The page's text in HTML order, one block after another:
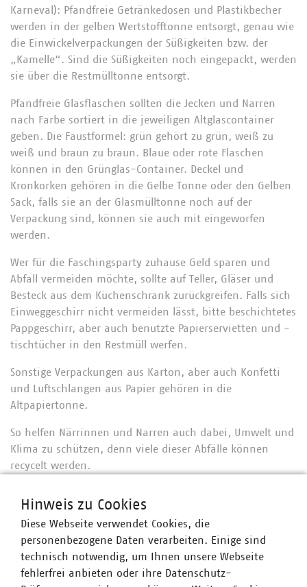
Karneval): Pfandfreie Getränkedosen und Plastikbecher
werden in der gelben Wertstofftonne entsorgt, genau wie
die Einwickelverpackungen der Süßigkeiten bzw. der
„Kamelle“. Sind die Süßigkeiten noch eingepackt, werden
sie über die Restmülltonne entsorgt.
Pfandfreie Glasflaschen sollten die Jecken und Narren
nach Farbe sortiert in die jeweiligen Altglascontainer
geben. Die Faustformel: grün gehört zu grün, weiß zu
weiß und braun zu braun. Blaue oder rote Flaschen
können in den Grünglas-Container. Deckel und
Kronkorken gehören in die Gelbe Tonne oder den Gelben
Sack, falls sie an der Glasmülltonne noch auf der
Verpackung sind, können sie auch mit eingeworfen
werden.
Wer für die Faschingsparty zuhause Geld sparen und
Abfall vermeiden möchte, sollte auf Teller, Gläser und
Besteck aus dem Küchenschrank zurückgreifen. Falls sich
Einweggeschirr nicht vermeiden lässt, bitte beschichtetes
Pappgeschirr, aber auch benutzte Papierservietten und -
tischtücher in den Restmüll werfen.
Sonstige Verpackungen aus Karton, aber auch Konfetti
und Luftschlangen aus Papier gehören in die
Altpapiertonne.
So helfen Närrinnen und Narren auch dabei, Umwelt und
Klima zu schützen, denn viele dieser Abfälle können
recycelt werden.
Ansprechpartner
Hinweis zu Cookies
Diese Webseite verwendet Cookies, die
personenbezogene Daten verarbeiten. Einige sind
technisch notwendig, um Ihnen unsere Webseite
fehlerfrei anbieten oder ihre Datenschutz-